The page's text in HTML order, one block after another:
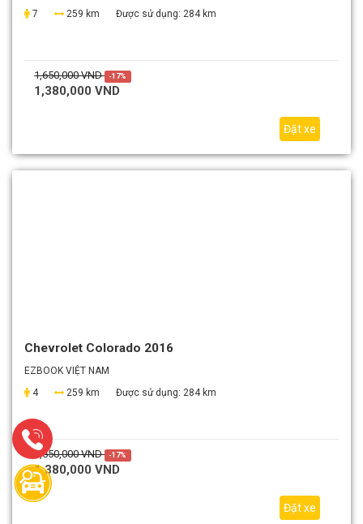
7
259 km Được sử dụng: 284 km
1,650,000 VND -17%
1,380,000 VND
Đặt xe
Chevrolet Colorado 2016
EZBOOK VIỆT NAM
4
259 km Được sử dụng: 284 km
1,650,000 VND -17%
1,380,000 VND
Đặt xe